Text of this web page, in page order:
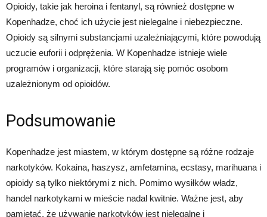
Opioidy, takie jak heroina i fentanyl, są również dostępne w
Kopenhadze, choć ich użycie jest nielegalne i niebezpieczne.
Opioidy są silnymi substancjami uzależniającymi, które powodują
uczucie euforii i odprężenia. W Kopenhadze istnieje wiele
programów i organizacji, które starają się pomóc osobom
uzależnionym od opioidów.
Podsumowanie
Kopenhadze jest miastem, w którym dostępne są różne rodzaje
narkotyków. Kokaina, haszysz, amfetamina, ecstasy, marihuana i
opioidy są tylko niektórymi z nich. Pomimo wysiłków władz,
handel narkotykami w mieście nadal kwitnie. Ważne jest, aby
pamiętać, że używanie narkotyków jest nielegalne i